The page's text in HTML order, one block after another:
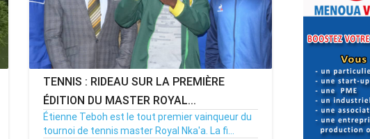
TENNIS : RIDEAU SUR LA PREMIÈRE
ÉDITION DU MASTER ROYAL...
Étienne Teboh est le tout premier vainqueur du
tournoi de tennis master Royal Nka'a. La fi...